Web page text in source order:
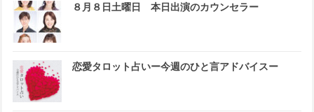
８月８日土曜日 本日出演のカウンセラー
恋愛タロット占いー今週のひと言アドバイスー